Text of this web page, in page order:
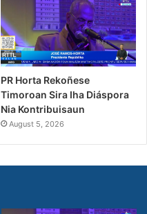
PR Horta Rekoñese
Timoroan Sira Iha Diáspora
Nia Kontribuisaun
August 5, 2026